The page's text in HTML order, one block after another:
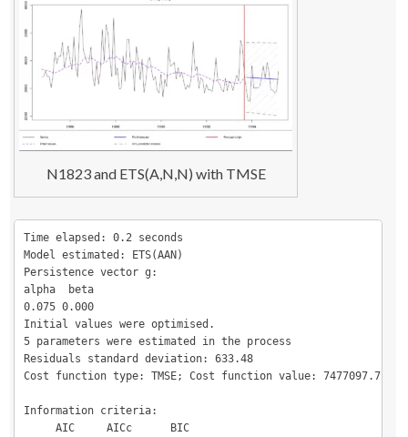
N1823 and ETS(A,N,N) with TMSE
Time elapsed: 0.2 seconds
Model estimated: ETS(AAN)
Persistence vector g:
alpha  beta
0.075 0.000
Initial values were optimised.
5 parameters were estimated in the process
Residuals standard deviation: 633.48
Cost function type: TMSE; Cost function value: 7477097.717
Information criteria:
     AIC     AICc      BIC